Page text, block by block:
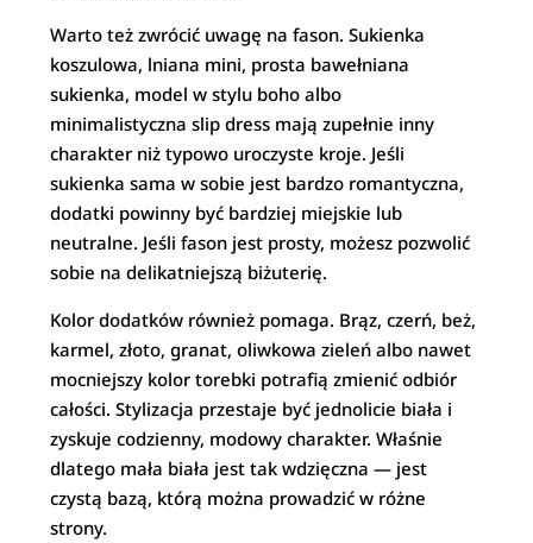
Warto też zwrócić uwagę na fason. Sukienka
koszulowa, lniana mini, prosta bawełniana
sukienka, model w stylu boho albo
minimalistyczna slip dress mają zupełnie inny
charakter niż typowo uroczyste kroje. Jeśli
sukienka sama w sobie jest bardzo romantyczna,
dodatki powinny być bardziej miejskie lub
neutralne. Jeśli fason jest prosty, możesz pozwolić
sobie na delikatniejszą biżuterię.
Kolor dodatków również pomaga. Brąz, czerń, beż,
karmel, złoto, granat, oliwkowa zieleń albo nawet
mocniejszy kolor torebki potrafią zmienić odbiór
całości. Stylizacja przestaje być jednolicie biała i
zyskuje codzienny, modowy charakter. Właśnie
dlatego mała biała jest tak wdzięczna — jest
czystą bazą, którą można prowadzić w różne
strony.